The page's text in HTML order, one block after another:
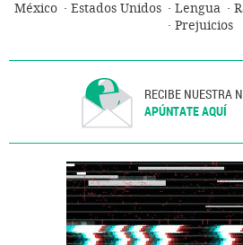
México Estados Unidos Lengua
Prejuicios
RECIBE NUESTRA
APÚNTATE AQUÍ